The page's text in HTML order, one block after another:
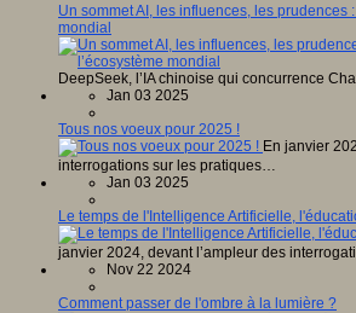
Un sommet AI, les influences, les prudences
mondial
DeepSeek, l’IA chinoise qui concurrence
Jan 03 2025
Tous nos voeux pour 2025 !
En janvier
interrogations sur les pratiques…
Jan 03 2025
Le temps de l'Intelligence Artificielle,
janvier 2024, devant l’ampleur des
Nov 22 2024
Comment passer de l'ombre à la lumière ?